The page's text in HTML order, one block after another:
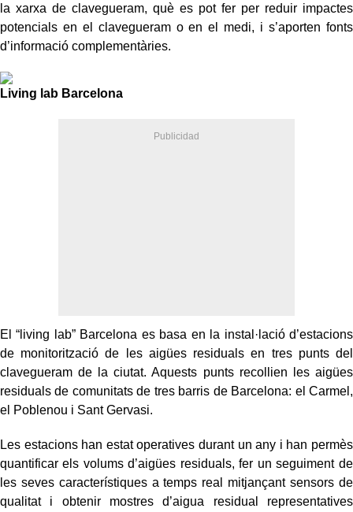
la xarxa de clavegueram, què es pot fer per reduir impactes
potencials en el clavegueram o en el medi, i s’aporten fonts
d’informació complementàries.
Living lab Barcelona
El “living lab” Barcelona es basa en la instal·lació d’estacions
de monitorització de les aigües residuals en tres punts del
clavegueram de la ciutat. Aquests punts recollien les aigües
residuals de comunitats de tres barris de Barcelona: el Carmel,
el Poblenou i Sant Gervasi.
Les estacions han estat operatives durant un any i han permès
quantificar els volums d’aigües residuals, fer un seguiment de
les seves característiques a temps real mitjançant sensors de
qualitat i obtenir mostres d’aigua residual representatives